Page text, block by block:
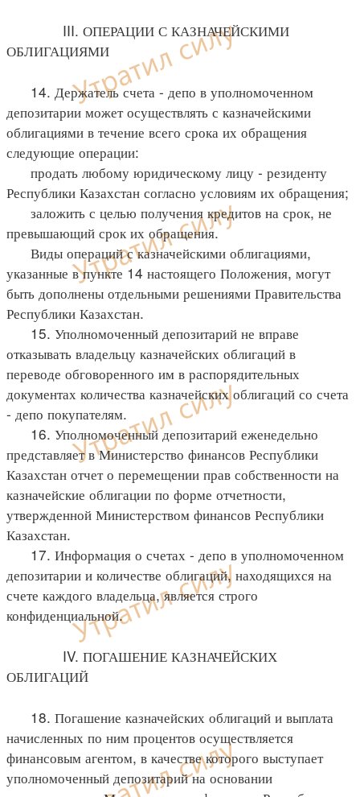
III. ОПЕРАЦИИ С КАЗНАЧЕЙСКИМИ
ОБЛИГАЦИЯМИ
14. Держатель счета - депо в уполномоченном
депозитарии может осуществлять с казначейскими
облигациями в течение всего срока их обращения
следующие операции:
продать любому юридическому лицу - резиденту
Республики Казахстан согласно условиям их обращения;
заложить с целью получения кредитов на срок, не
превышающий срок их обращения.
Виды операций с казначейскими облигациями,
указанные в пункте 14 настоящего Положения, могут
быть дополнены отдельными решениями Правительства
Республики Казахстан.
15. Уполномоченный депозитарий не вправе
отказывать владельцу казначейских облигаций в
переводе обговоренного им в распорядительных
документах количества казначейских облигаций со счета
- депо покупателям.
16. Уполномоченный депозитарий еженедельно
представляет в Министерство финансов Республики
Казахстан отчет о перемещении прав собственности на
казначейские облигации по форме отчетности,
утвержденной Министерством финансов Республики
Казахстан.
17. Информация о счетах - депо в уполномоченном
депозитарии и количестве облигаций, находящихся на
счете каждого владельца, является строго
конфиденциальной.
IV. ПОГАШЕНИЕ КАЗНАЧЕЙСКИХ
ОБЛИГАЦИЙ
18. Погашение казначейских облигаций и выплата
начисленных по ним процентов осуществляется
финансовым агентом, в качестве которого выступает
уполномоченный депозитарий на основании